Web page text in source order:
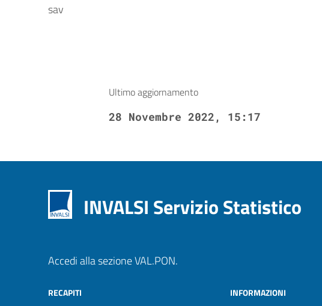
sav
Ultimo aggiornamento
28 Novembre 2022, 15:17
INVALSI Servizio Statistico
Accedi alla sezione VAL.PON.
RECAPITI INFORMAZIONI